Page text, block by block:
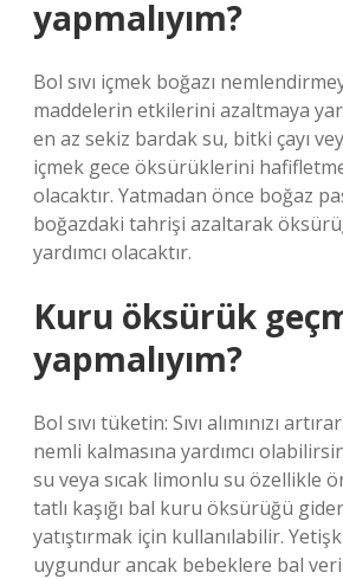
yapmalıyım?
Bol sıvı içmek boğazı
maddelerin etkilerini azaltmaya
en az sekiz bardak su, bitki çayı
içmek gece öksürüklerini
olacaktır. Yatmadan önce boğaz
boğazdaki tahrişi azaltarak
yardımcı olacaktır.
Kuru öksürük
yapmalıyım?
Bol sıvı tüketin: Sıvı alımınızı
nemli kalmasına yardımcı
su veya sıcak limonlu su özellikle
tatlı kaşığı bal kuru öksürüğü
yatıştırmak için kullanılabilir.
uygundur ancak bebeklere bal